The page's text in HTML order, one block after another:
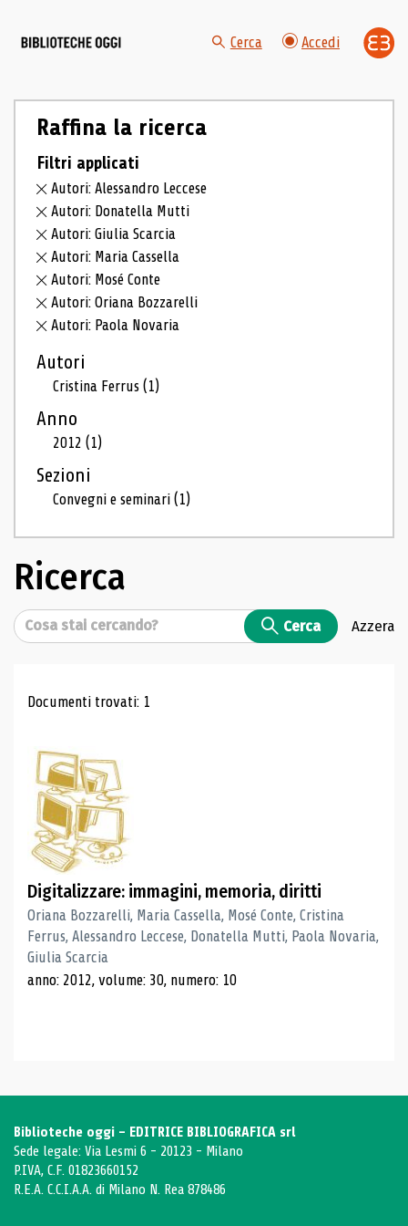
Cerca Accedi
Raffina la ricerca
Filtri applicati
Autori: Alessandro Leccese
Autori: Donatella Mutti
Autori: Giulia Scarcia
Autori: Maria Cassella
Autori: Mosé Conte
Autori: Oriana Bozzarelli
Autori: Paola Novaria
Autori
Cristina Ferrus(1)
Anno
2012(1)
Sezioni
Convegni e seminari(1)
Ricerca
Cerca Cerca Azzera
Risultati di ricerca
Documenti trovati: 1
Digitalizzare: immagini, memoria, diritti
Oriana Bozzarelli, Maria Cassella, Mosé Conte, Cristina
Ferrus, Alessandro Leccese, Donatella Mutti, Paola Novaria,
Giulia Scarcia
anno: 2012, volume: 30, numero: 10
Biblioteche oggi - EDITRICE BIBLIOGRAFICA srl
Sede legale: Via Lesmi 6 - 20123 - Milano
P.IVA, C.F. 01823660152
R.E.A. C.C.I.A.A. di Milano N. Rea 878486